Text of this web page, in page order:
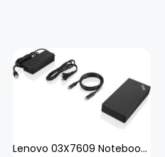
Lenovo 03X7609 Notebook-Dockingstation & Portreplikator Verkabelt USB 3.2 Gen 1 (3.1 Gen 1) Type-C Schwarz (03X7609)